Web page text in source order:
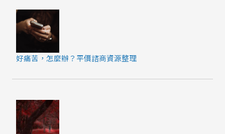
好痛苦，怎麼辦？平價諮商資源整理